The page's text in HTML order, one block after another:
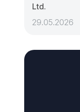
Ltd.
29.05.2026